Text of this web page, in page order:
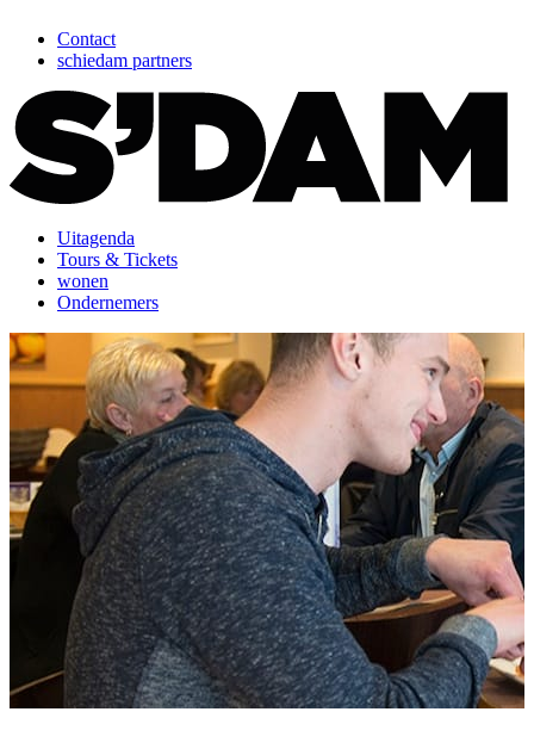
Contact
schiedam partners
Uitagenda
Tours & Tickets
wonen
Ondernemers